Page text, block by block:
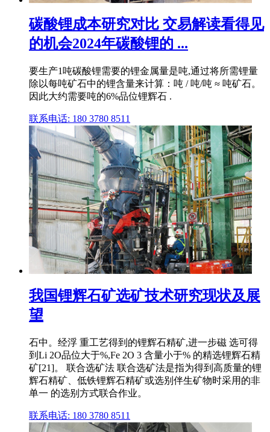
碳酸锂成本研究对比 交易解读看得见
的机会2024年碳酸锂的 ...
要生产1吨碳酸锂需要的锂金属量是吨,通过将所需锂量
除以每吨矿石中的锂含量来计算：吨 / 吨/吨 ≈ 吨矿石。
因此大约需要吨的6%品位锂辉石 .
联系电话: 180 3780 8511
我国锂辉石矿选矿技术研究现状及展
望
石中。经浮 重工艺得到的锂辉石精矿,进一步磁 选可得
到Li 2O品位大于%,Fe 2O 3 含量小于% 的精选锂辉石精
矿[21]。 联合选矿法 联合选矿法是指为得到高质量的锂
辉石精矿、低铁锂辉石精矿或选别伴生矿物时采用的非
单一 的选别方式联合作业。
联系电话: 180 3780 8511